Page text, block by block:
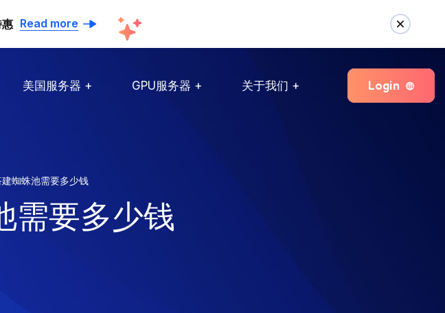
Read more
美国服务器 GPU服务器 关于我们 Login
建蜘蛛池需要多少钱
需要多少钱